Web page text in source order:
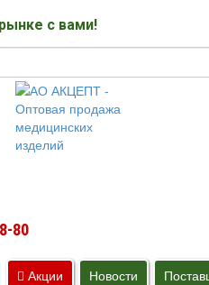
с вами!
80
Акции Новости